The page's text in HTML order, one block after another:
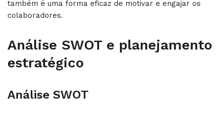
também é uma forma eficaz de motivar e engajar os
colaboradores.
Análise SWOT e planejamento
estratégico
Análise SWOT